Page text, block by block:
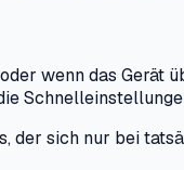
wenn das Gerät
der sich nur bei